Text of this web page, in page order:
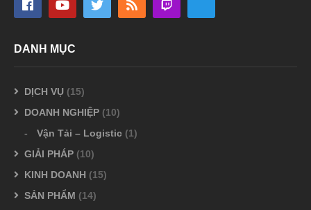
DANH MỤC
DỊCH VỤ (15)
DOANH NGHIỆP (10)
Vận Tải – Logistic (1)
GIẢI PHÁP (10)
KINH DOANH (15)
SẢN PHẨM (14)